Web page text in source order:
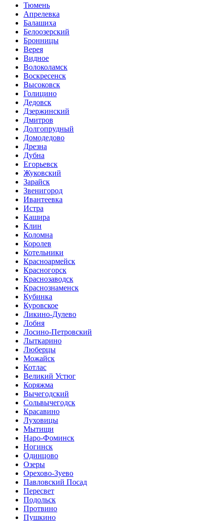
Тюмень
Апрелевка
Балашиха
Белоозерский
Бронницы
Верея
Видное
Волоколамск
Воскресенск
Высоковск
Голицино
Дедовск
Дзержинский
Дмитров
Долгопрудный
Домодедово
Дрезна
Дубна
Егорьевск
Жуковский
Зарайск
Звенигород
Ивантеевка
Истра
Кашира
Клин
Коломна
Королев
Котельники
Красноармейск
Красногорск
Краснозаводск
Краснознаменск
Кубинка
Куровское
Ликино-Дулево
Лобня
Лосино-Петровский
Лыткарино
Люберцы
Можайск
Котлас
Великий Устюг
Коряжма
Вычегодский
Сольвычегодск
Красавино
Луховицы
Мытищи
Наро-Фоминск
Ногинск
Одинцово
Озеры
Орехово-Зуево
Павловский Посад
Пересвет
Подольск
Протвино
Пушкино